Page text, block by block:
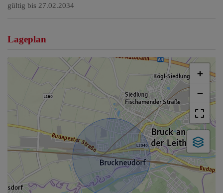
gültig bis 27.02.2034
Lageplan
+
−